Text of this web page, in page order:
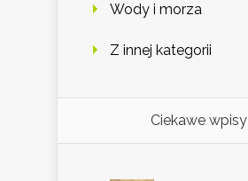
Wody i morza
Z innej kategorii
Ciekawe wpisy